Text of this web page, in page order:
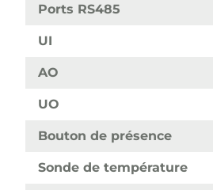
Ports RS485
UI
AO
UO
Bouton de présence
Sonde de température